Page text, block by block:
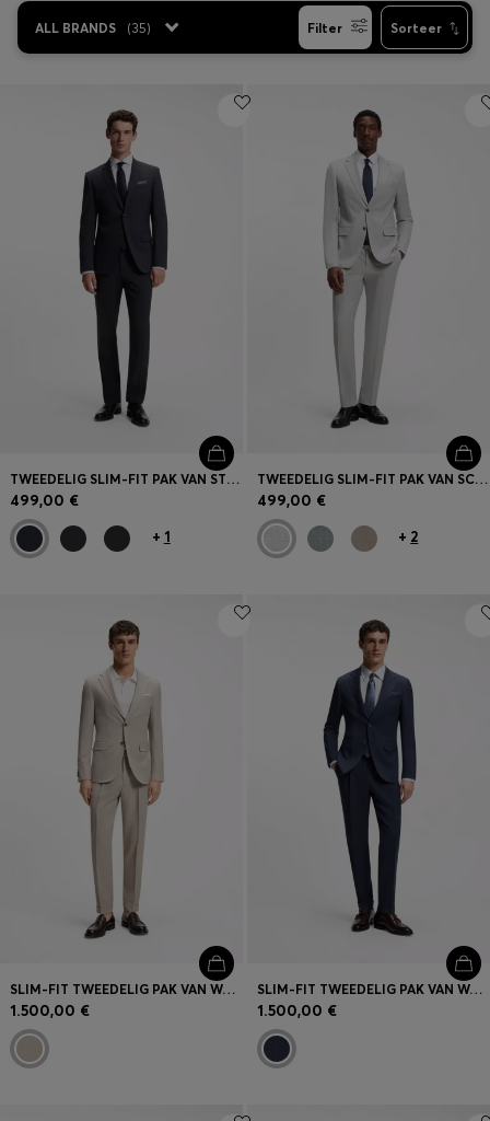
ALL BRANDS (35) Filter Sorteer
TWEEDELIG SLIM-FIT PAK VAN STRETCHWOL
499,00 €
+ 1
TWEEDELIG SLIM-FIT PAK VAN SCHEERWOL
499,00 €
+ 2
SLIM-FIT TWEEDELIG PAK VAN WOL EN ZIJDE
1.500,00 €
SLIM-FIT TWEEDELIG PAK VAN WOL EN ZIJDE
1.500,00 €